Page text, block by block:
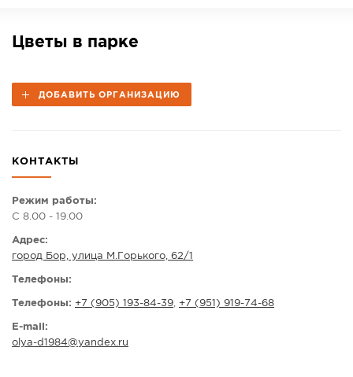
НОВОСТИ
ОБЪЯВЛЕНИЯ
КАМЕРЫ
КОНКУРСЫ
ПРЕДЛОЖИТЬ НОВОСТЬ
Цветы в парке
ДОБАВИТЬ ОРГАНИЗАЦИЮ
КОНТАКТЫ
Режим работы:
С 8.00 - 19.00
Адрес:
город Бор, улица М.Горького, 62/1
Телефоны:
Телефоны: +7 (905) 193-84-39, +7 (951) 919-74-68
E-mail:
olya-d1984@yandex.ru